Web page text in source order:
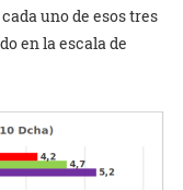
uno de esos tres
en la escala de